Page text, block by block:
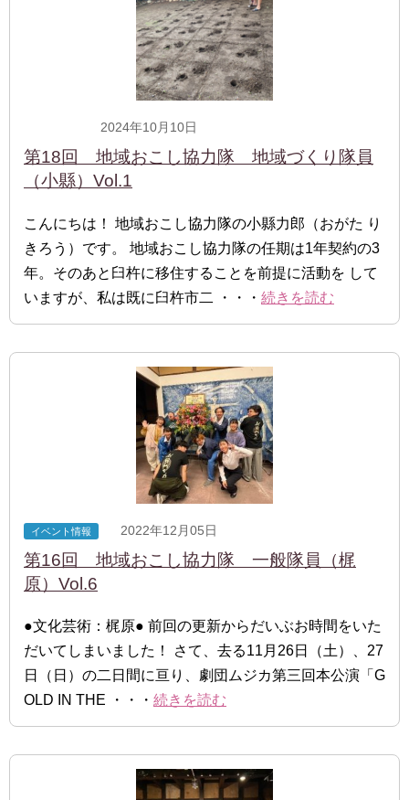
2024年10月10日
第18回 地域おこし協力隊 地域づくり隊員
（小縣）Vol.1
こんにちは！ 地域おこし協力隊の小縣力郎（おがた り
きろう）です。 地域おこし協力隊の任期は1年契約の3
年。そのあと臼杵に移住することを前提に活動を して
いますが、私は既に臼杵市二 ・・・ 続きを読む
イベント情報 2022年12月05日
第16回 地域おこし協力隊 一般隊員（梶
原）Vol.6
●文化芸術：梶原● 前回の更新からだいぶお時間をいた
だいてしまいました！ さて、去る11月26日（土）、27
日（日）の二日間に亘り、劇団ムジカ第三回本公演「G
OLD IN THE ・・・ 続きを読む